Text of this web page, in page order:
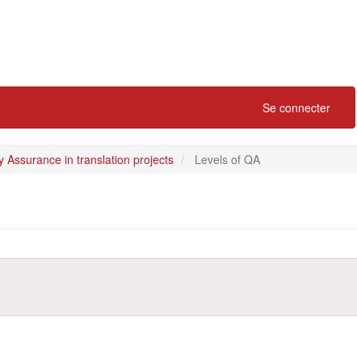
Se connecter
Assurance in translation projects Levels of QA